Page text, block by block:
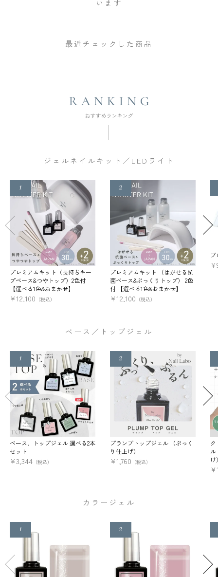
います
最近チェックした商品
ジェルネイルキット／LEDライト
プレミアムキット（長持ちキー
プベース&つやトップ）2色付
【選べる1色&おまかせ】
¥12,100 （税込）
プレミアムキット （はがせる抗
菌ベース&ぷっくりトップ） 2色
付 【選べる1色&おまかせ】
¥12,100 （税込）
¥
ベース／トップジェル
ベース、トップジェル 選べる2本
セット
¥3,344 （税込）
プランプトップジェル （ぷっく
り仕上げ）
¥1,760 （税込）
ル
け
¥
カラージェル